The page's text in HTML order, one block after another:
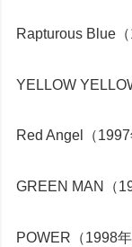
Rapturous Blue（
YELLOW
Red Angel（1997
GREEN MAN（
POWER（1998年